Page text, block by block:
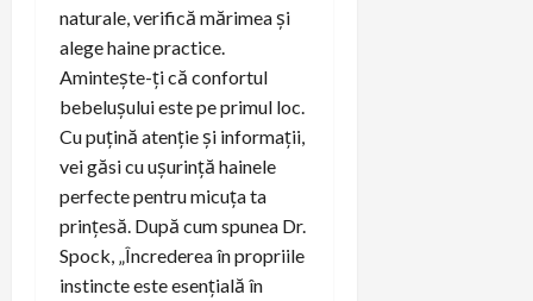
naturale, verifică mărimea și
alege haine practice.
Amintește-ți că confortul
bebelușului este pe primul loc.
Cu puțină atenție și informații,
vei găsi cu ușurință hainele
perfecte pentru micuța ta
prințesă. După cum spunea Dr.
Spock, „Încrederea în propriile
instincte este esențială în